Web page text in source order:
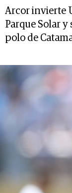
Arcor invierte
Parque Solar
polo de